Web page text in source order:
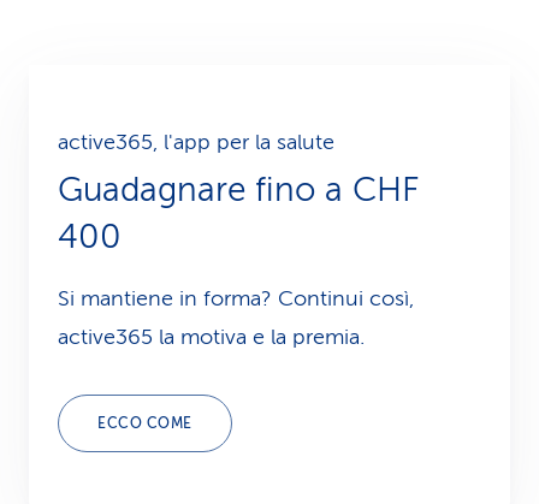
active365, l'app per la salute
Guadagnare fino a CHF
400
Si mantiene in forma? Continui così,
active365 la motiva e la premia.
ECCO COME